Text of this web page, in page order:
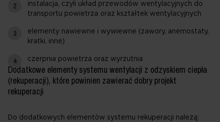
instalacja, czyli układ przewodów wentylacyjnych do
transportu powietrza oraz kształtek wentylacyjnych
elementy nawiewne i wywiewne (zawory, anemostaty,
kratki, inne)
czerpnia powietrza oraz wyrzutnia
Dodatkowe elementy systemu wentylacji z odzyskiem ciepła
(rekuperacji), które powinien zawierać dobry projekt
rekuperacji
Do dodatkowych elementów systemu rekuperacji należą: